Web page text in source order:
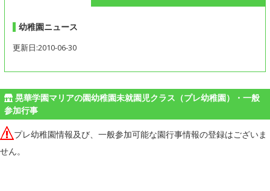
幼稚園ニュース
更新日:2010-06-30
晃華学園マリアの園幼稚園未就園児クラス（プレ幼稚園）・一般
参加行事
プレ幼稚園情報及び、一般参加可能な園行事情報の登録はございま
せん。